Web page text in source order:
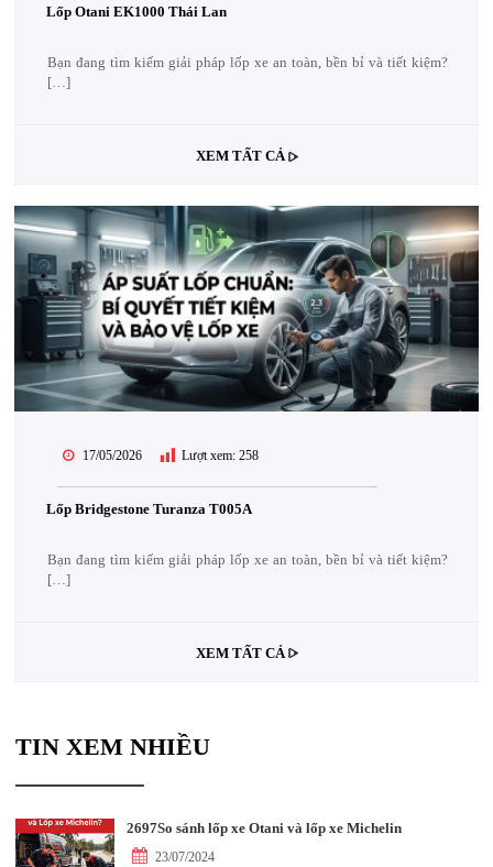
Lốp Otani EK1000 Thái Lan
Bạn đang tìm kiếm giải pháp lốp xe an toàn, bền bỉ và tiết kiệm?
[…]
XEM TẤT CẢ
17/05/2026 Lượt xem: 258
Lốp Bridgestone Turanza T005A
Bạn đang tìm kiếm giải pháp lốp xe an toàn, bền bỉ và tiết kiệm?
[…]
XEM TẤT CẢ
TIN XEM NHIỀU
2697So sánh lốp xe Otani và lốp xe Michelin
23/07/2024